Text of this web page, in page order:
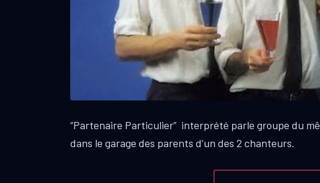
“Partenaire Particulier” interprété parle groupe du
dans le garage des parents d’un des 2 chanteurs.